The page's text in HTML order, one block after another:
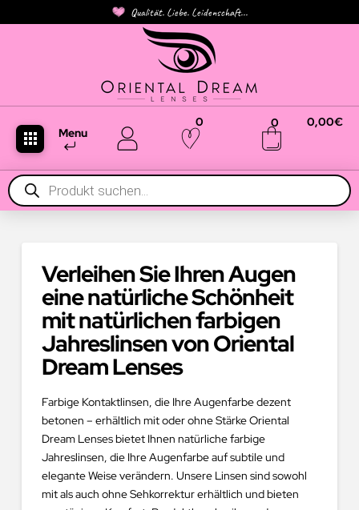
Qualität. Liebe. Leidenschaft...
Menu
0 0 0,00€
Products
search
Verleihen Sie Ihren Augen
eine natürliche Schönheit
mit natürlichen farbigen
Jahreslinsen von Oriental
Dream Lenses
Farbige Kontaktlinsen, die Ihre Augenfarbe dezent
betonen – erhältlich mit oder ohne Stärke Oriental
Dream Lenses bietet Ihnen natürliche farbige
Jahreslinsen, die Ihre Augenfarbe auf subtile und
elegante Weise verändern. Unsere Linsen sind sowohl
mit als auch ohne Sehkorrektur erhältlich und bieten